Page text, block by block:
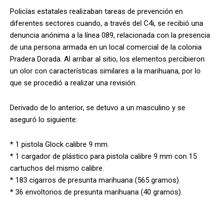
Policías estatales realizaban tareas de prevención en
diferentes sectores cuando, a través del C4i, se recibió una
denuncia anónima a la línea 089, relacionada con la presencia
de una persona armada en un local comercial de la colonia
Pradera Dorada. Al arribar al sitio, los elementos percibieron
un olor con características similares a la marihuana, por lo
que se procedió a realizar una revisión.
Derivado de lo anterior, se detuvo a un masculino y se
aseguró lo siguiente:
* 1 pistola Glock calibre 9 mm.
* 1 cargador de plástico para pistola calibre 9 mm con 15
cartuchos del mismo calibre.
* 183 cigarros de presunta marihuana (565 gramos).
* 36 envoltorios de presunta marihuana (40 gramos).